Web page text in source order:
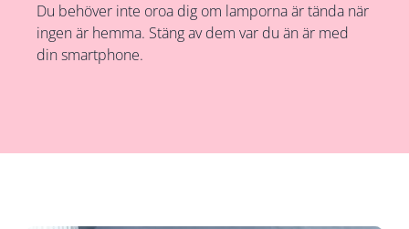
Du behöver inte oroa dig om lamporna är tända när
ingen är hemma. Stäng av dem var du än är med
din smartphone.